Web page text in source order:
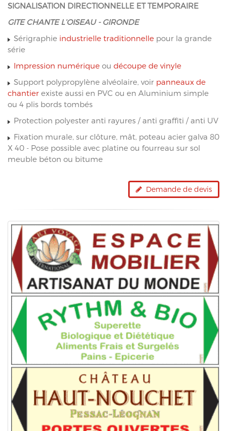
SIGNALISATION DIRECTIONNELLE ET TEMPORAIRE
GITE CHANTE L’OISEAU - GIRONDE
Sérigraphie industrielle traditionnelle pour la grande
série
Impression numérique ou découpe de vinyle
Support polypropylène alvéolaire, voir panneaux de
chantier existe aussi en PVC ou en Aluminium simple
ou 4 plis bords tombés
Protection polyester anti rayures / anti graffiti / anti UV
Fixation murale, sur clôture, mât, poteau acier galva 80
X 40 - Pose possible avec platine ou fourreau sur sol
meuble béton ou bitume
Demande de devis